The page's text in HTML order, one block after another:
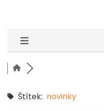
Štítek: novinky